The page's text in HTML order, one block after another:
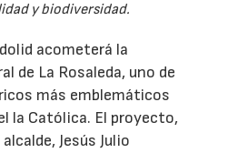
y biodiversidad.
acometerá la
de La Rosaleda, uno de
más emblemáticos
la Católica. El proyecto,
Jesús Julio